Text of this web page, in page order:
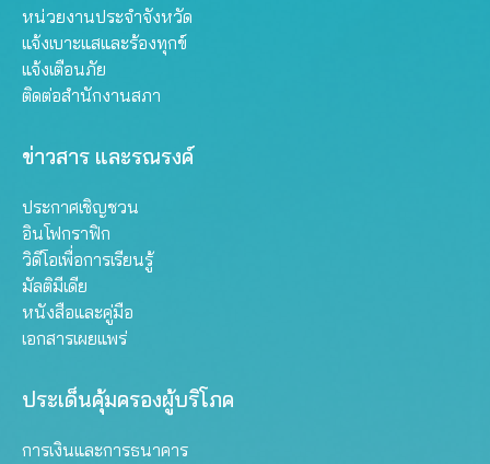
หน่วยงานประจำจังหวัด
แจ้งเบาะแสและร้องทุกข์
แจ้งเตือนภัย
ติดต่อสำนักงานสภา
ข่าวสาร และรณรงค์
ประกาศเชิญชวน
อินโฟกราฟิก
วิดีโอเพื่อการเรียนรู้
มัลติมีเดีย
หนังสือและคู่มือ
เอกสารเผยแพร่
ประเด็นคุ้มครองผู้บริโภค
การเงินและการธนาคาร